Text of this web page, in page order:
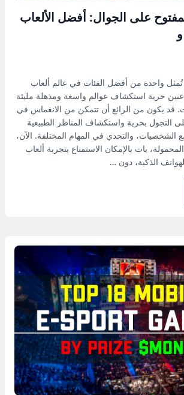
على الجوال: أفضل الألعاب
تُمثل واحدة من أفضل الفئات في عالم ألعاب
حرية استكشاف عوالم واسعة ومذهلة مليئة
قد يكون من الرائع أن تتمكن من الانغماس في
التجول بحرية واستكشاف المناظر الطبيعية
الشخصيات، والتحدي في المهام المختلفة. الآن،
بات بالإمكان الاستمتاع بتجربة ألعاب
الذكية، دون …